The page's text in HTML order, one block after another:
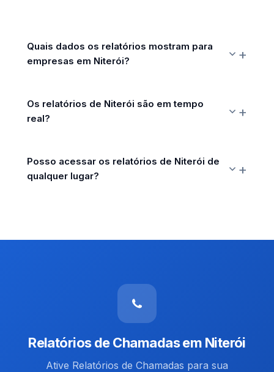
Quais dados os relatórios mostram para
empresas em Niterói?
Os relatórios de Niterói são em tempo
real?
Posso acessar os relatórios de Niterói de
qualquer lugar?
Relatórios de Chamadas em Niterói
Ative Relatórios de Chamadas para sua